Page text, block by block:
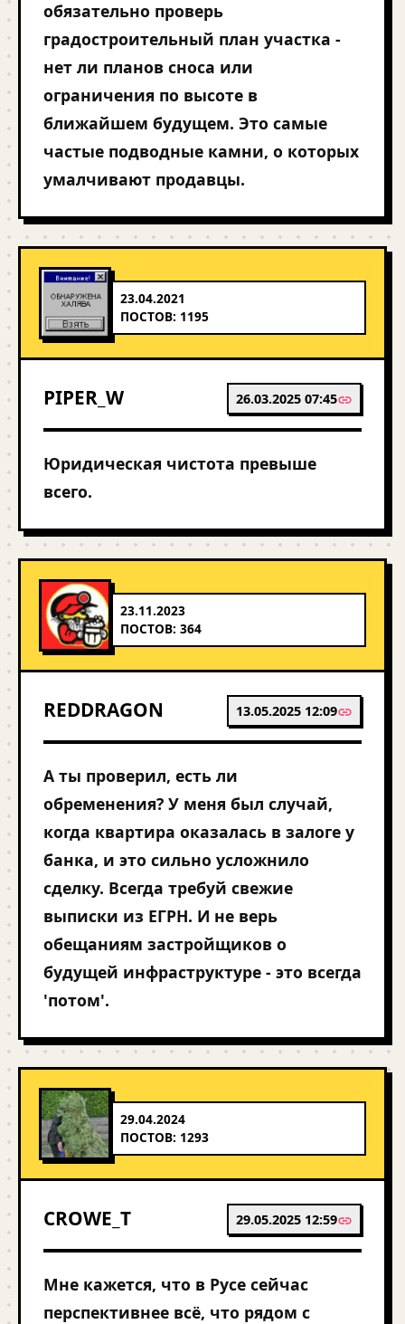
обязательно проверь
градостроительный план участка -
нет ли планов сноса или
ограничения по высоте в
ближайшем будущем. Это самые
частые подводные камни, о которых
умалчивают продавцы.
23.04.2021
ПОСТОВ: 1195
PIPER_W 26.03.2025 07:45
Юридическая чистота превыше
всего.
23.11.2023
ПОСТОВ: 364
REDDRAGON 13.05.2025 12:09
А ты проверил, есть ли
обременения? У меня был случай,
когда квартира оказалась в залоге у
банка, и это сильно усложнило
сделку. Всегда требуй свежие
выписки из ЕГРН. И не верь
обещаниям застройщиков о
будущей инфраструктуре - это всегда
'потом'.
29.04.2024
ПОСТОВ: 1293
CROWE_T 29.05.2025 12:59
Мне кажется, что в Русе сейчас
перспективнее всё, что рядом с